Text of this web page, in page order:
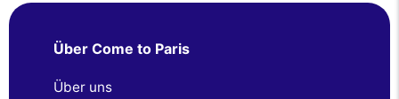
Über Come to Paris
Über uns